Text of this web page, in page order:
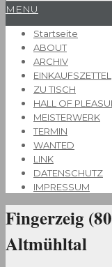
Primary
Menu
MENU
Startseite
ABOUT
ARCHIV
EINKAUFSZETTEL
ZU TISCH
HALL OF
MEISTERWERK
TERMIN
WANTED
LINK
DATENSCHUTZ
IMPRESSUM
Fingerzeig
Altmühltal